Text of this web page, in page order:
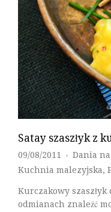
Satay szaszłyk z
09/08/2011 ♦ Dania
Kuchnia malezyjska,
Kurczakowy
odmianach znaleźć